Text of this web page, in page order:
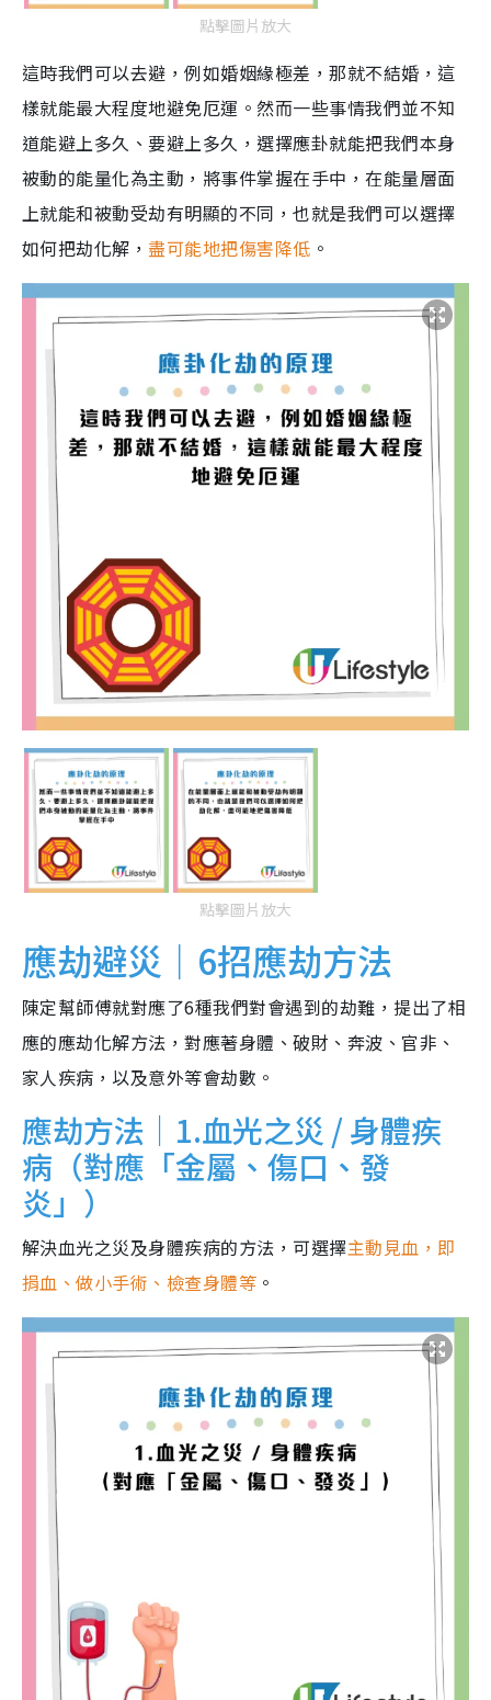
點擊圖片放大
這時我們可以去避，例如婚姻緣極差，那就不結婚，這
樣就能最大程度地避免厄運。然而一些事情我們並不知
道能避上多久、要避上多久，選擇應卦就能把我們本身
被動的能量化為主動，將事件掌握在手中，在能量層面
上就能和被動受劫有明顯的不同，也就是我們可以選擇
如何把劫化解， 盡可能地把傷害降低 。
點擊圖片放大
應劫避災｜6招應劫方法
陳定幫師傅就對應了6種我們對會遇到的劫難，提出了相
應的應劫化解方法，對應著身體、破財、奔波、官非、
家人疾病，以及意外等會劫數。
應劫方法｜1.血光之災 / 身體疾
病（對應「金屬、傷口、發
炎」）
解決血光之災及身體疾病的方法，可選擇主動見血，即
捐血、做小手術、檢查身體等 。